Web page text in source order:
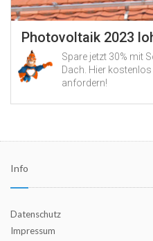
Info
Datenschutz
Impressum